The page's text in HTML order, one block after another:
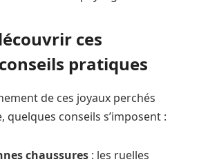
ces
pratiques
de ces joyaux perchés
quelques conseils s’imposent :
chaussures : les ruelles